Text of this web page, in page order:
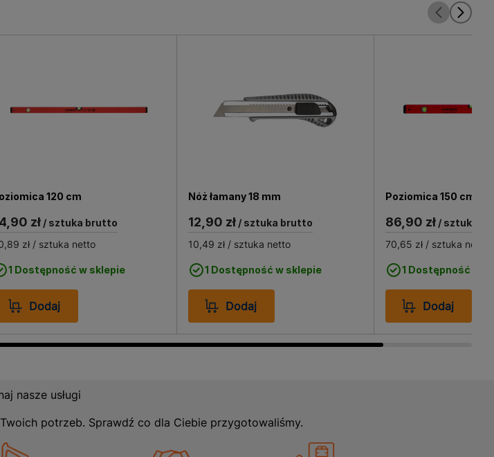
120 cm
zł/ sztuka brutto
zł/ sztuka netto
1 Dostępność w sklepie
Dodaj
Nóż łamany 18 mm
12,90 zł / sztuka brutto
10,49 zł / sztuka netto
1 Dostępność w sklepie
Dodaj
Poziomica 150 cm
86,90 zł/ sztuka
70,65 zł/ sztuka netto
1 Dostępność w
Dodaj
nasze usługi
potrzeb. Sprawdź co dla Ciebie przygotowaliśmy.